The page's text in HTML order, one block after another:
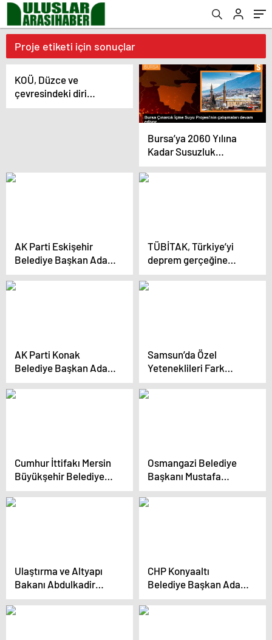
Proje etiketi için sonuçlar
KOÜ, Düzce ve
çevresindeki diri
fayları kayıt altına
Bursa’ya 2060 Yılına
Kadar Susuzluk
Yaşatmayacak Proje
Başlatıldı
AK Parti Eskişehir
Belediye Başkan Adayı
Nebi Hatipoğlu,
Projelerini Tanıttı
TÜBİTAK, Türkiye’yi
deprem gerçeğine
daha hazırlıklı hale
getiriyor
AK Parti Konak
Belediye Başkan Adayı
Ceyda Bölünmez
Çankırı, Projelerini
Samsun’da Özel
Yeteneklileri Fark
Edelim Projesi Açıldı
Cumhur İttifakı Mersin
Büyükşehir Belediye
Başkan Adayı Serdar
Soydan: Mersin Her
Osmangazi Belediye
Başkanı Mustafa
Dündar, yeni dönem
vizyonunu ve
Ulaştırma ve Altyapı
Bakanı Abdulkadir
Uraloğlu, Diyarbakır-
Bismil-Batman kara
CHP Konyaaltı
Belediye Başkan Adayı
Cem Kotan, Proje
Tanıtım Toplantısında